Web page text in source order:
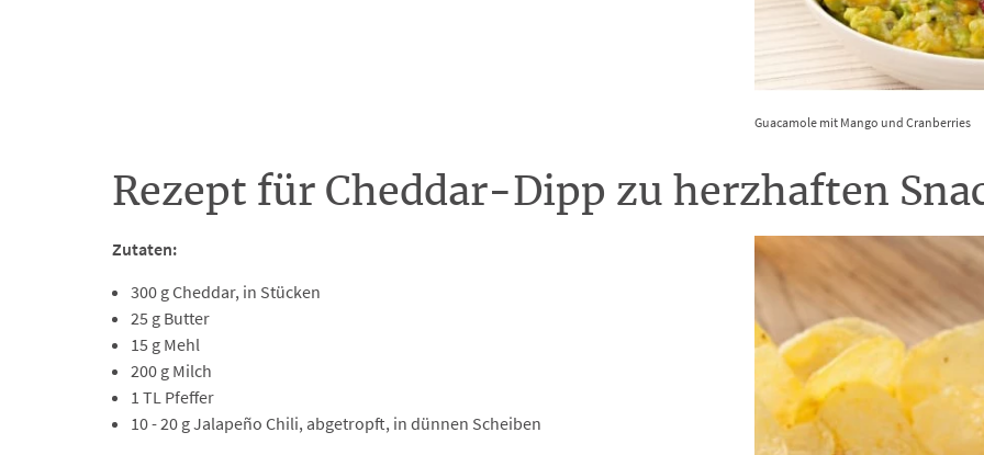
Guacamole mit Mango und Cranberries
Rezept für Cheddar-Dipp zu herzhaften
Zutaten:
300 g Cheddar, in Stücken
25 g Butter
15 g Mehl
200 g Milch
1 TL Pfeffer
10 - 20 g Jalapeño Chili, abgetropft, in dünnen Scheiben